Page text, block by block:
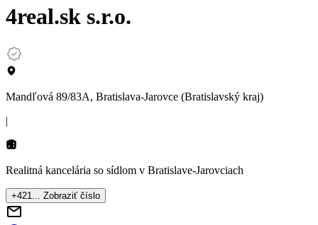
4real.sk s.r.o.
Mandľová 89/83A, Bratislava-Jarovce (Bratislavský kraj)
|
Realitná kancelária so sídlom v Bratislave-Jarovciach
+421... Zobraziť číslo